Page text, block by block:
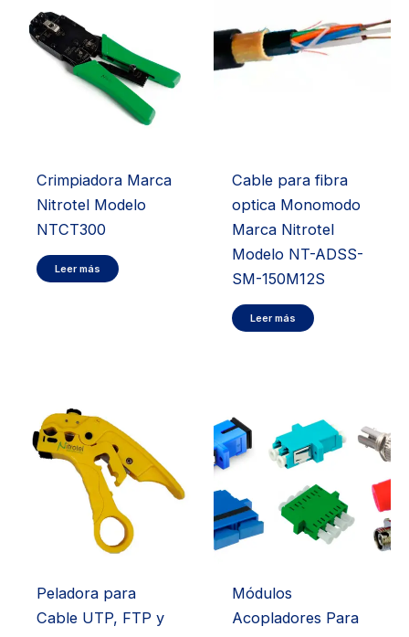
Crimpiadora Marca
Nitrotel Modelo
NTCT300
Leer más
Cable para fibra
optica Monomodo
Marca Nitrotel
Modelo NT-ADSS-
SM-150M12S
Leer más
Peladora para
Cable UTP, FTP y
Módulos
Acopladores Para